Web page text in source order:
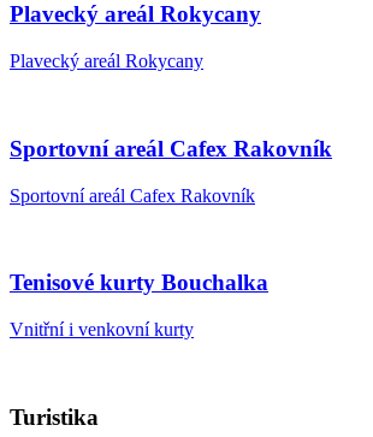
Plavecký areál Rokycany
Plavecký areál Rokycany
Sportovní areál Cafex Rakovník
Sportovní areál Cafex Rakovník
Tenisové kurty Bouchalka
Vnitřní i venkovní kurty
Turistika